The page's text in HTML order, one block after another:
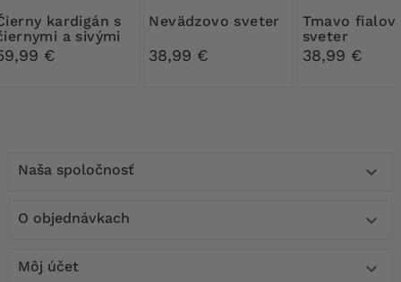
s
a sivými
€
Nevädzovo sveter
38,99 €
Tmavo fialový
sveter
38,99 €
Naša spoločnosť 
O objednávkach 
Môj účet 